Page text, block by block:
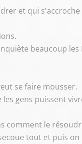
et qui
beaucoup les
se faire mousser.
gens puissent
comment le
tout et puis